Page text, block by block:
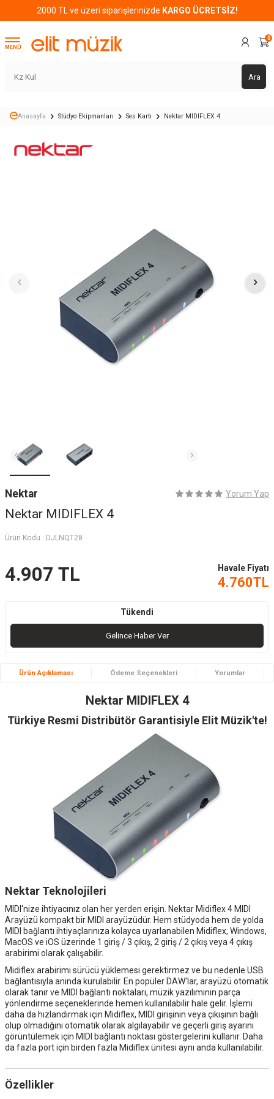
2000 TL ve üzeri siparişlerinizde KARGO ÜCRETSİZ!
MENÜ
Ara
0
Anasayfa Stüdyo Ekipmanları Ses Kartı Nektar MIDIFLEX 4
Nektar Yorum Yap
Nektar MIDIFLEX 4
Ürün Kodu : DJLNQT28
4.907 TL Havale Fiyatı
4.760TL
Tükendi
Gelince Haber Ver
Ürün Açıklaması Ödeme Seçenekleri Yorumlar
Nektar MIDIFLEX 4
Türkiye Resmi Distribütör Garantisiyle Elit Müzik'te!
Nektar Teknolojileri
MIDI'nize ihtiyacınız olan her yerden erişin. Nektar Midiflex 4 MIDI
Arayüzü kompakt bir MIDI arayüzüdür. Hem stüdyoda hem de yolda
MIDI bağlantı ihtiyaçlarınıza kolayca uyarlanabilen Midiflex, Windows,
MacOS ve iOS üzerinde 1 giriş / 3 çıkış, 2 giriş / 2 çıkış veya 4 çıkış
arabirimi olarak çalışabilir.
Midiflex arabirimi sürücü yüklemesi gerektirmez ve bu nedenle USB
bağlantısıyla anında kurulabilir. En popüler DAW'lar, arayüzü otomatik
olarak tanır ve MIDI bağlantı noktaları, müzik yazılımının parça
yönlendirme seçeneklerinde hemen kullanılabilir hale gelir. İşlemi
daha da hızlandırmak için Midiflex, MIDI girişinin veya çıkışının bağlı
olup olmadığını otomatik olarak algılayabilir ve geçerli giriş ayarını
görüntülemek için MIDI bağlantı noktası göstergelerini kullanır. Daha
da fazla port için birden fazla Midiflex ünitesi aynı anda kullanılabilir.
Özellikler